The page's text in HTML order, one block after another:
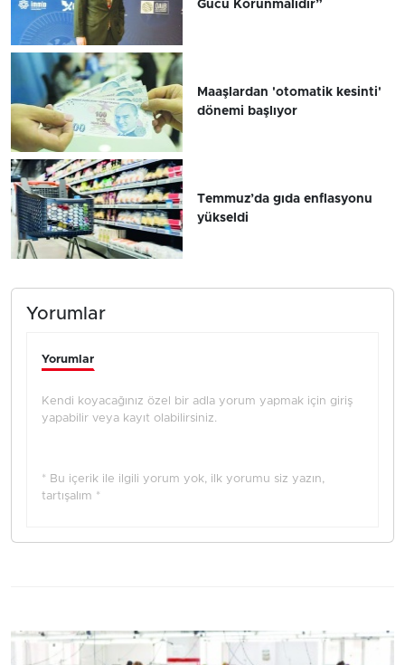
Gücü Korunmalıdır”
Maaşlardan 'otomatik kesinti'
dönemi başlıyor
Temmuz’da gıda enflasyonu
yükseldi
Yorumlar
Yorumlar
Kendi koyacağınız özel bir adla yorum yapmak için giriş
yapabilir veya kayıt olabilirsiniz.
* Bu içerik ile ilgili yorum yok, ilk yorumu siz yazın,
tartışalım *